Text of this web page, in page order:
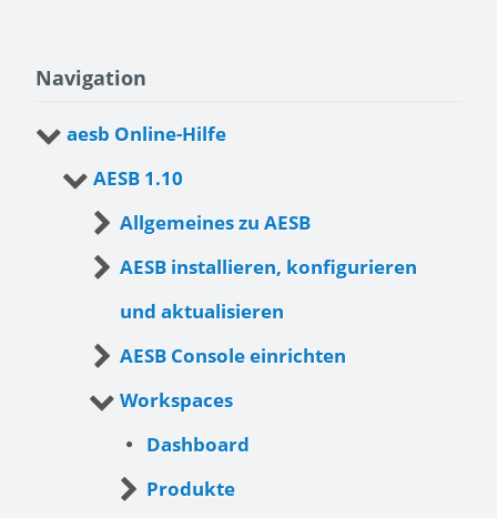
Navigation
aesb Online-Hilfe
AESB 1.10
Allgemeines zu AESB
AESB installieren, konfigurieren
und aktualisieren
AESB Console einrichten
Workspaces
Dashboard
Produkte